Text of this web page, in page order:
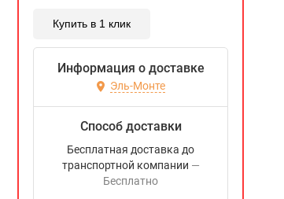
Купить в 1 клик
Информация о доставке
Эль-Монте
Способ доставки
Бесплатная доставка до
транспортной компании
Бесплатно